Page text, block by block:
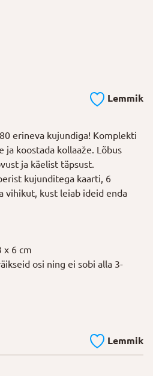
Lemmik
erineva kujundiga! Komplekti
ja koostada kollaaže. Lõbus
ja käelist täpsust.
kujunditega kaarti, 6
vihikut, kust leiab ideid enda
x 6 cm
osi ning ei sobi alla 3-
Lemmik